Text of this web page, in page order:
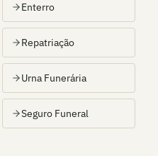
Enterro
Repatriação
Urna Funerária
Seguro Funeral